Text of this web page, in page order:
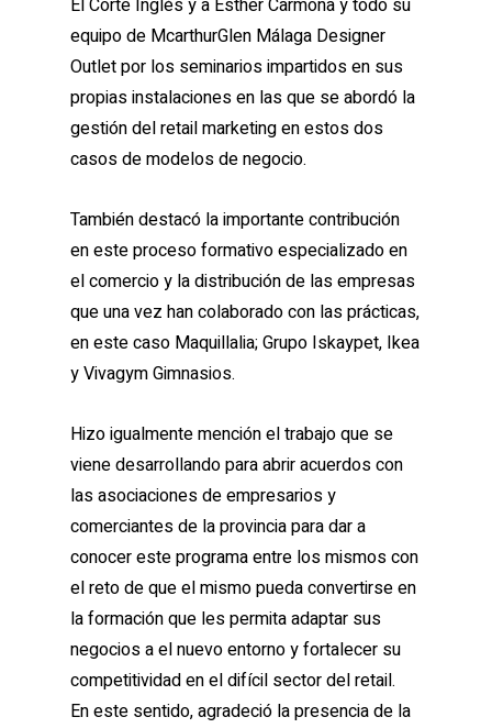
El Corte Inglés y a Esther Carmona y todo su
equipo de McarthurGlen Málaga Designer
Outlet por los seminarios impartidos en sus
propias instalaciones en las que se abordó la
gestión del retail marketing en estos dos
casos de modelos de negocio.
También destacó la importante contribución
en este proceso formativo especializado en
el comercio y la distribución de las empresas
que una vez han colaborado con las prácticas,
en este caso Maquillalia; Grupo Iskaypet, Ikea
y Vivagym Gimnasios.
Hizo igualmente mención el trabajo que se
viene desarrollando para abrir acuerdos con
las asociaciones de empresarios y
comerciantes de la provincia para dar a
conocer este programa entre los mismos con
el reto de que el mismo pueda convertirse en
la formación que les permita adaptar sus
negocios a el nuevo entorno y fortalecer su
competitividad en el difícil sector del retail.
En este sentido, agradeció la presencia de la